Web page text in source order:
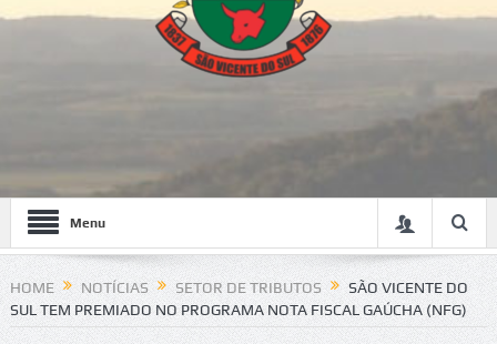
Menu
HOME NOTÍCIAS SETOR DE TRIBUTOS
SÃO VICENTE DO
SUL TEM PREMIADO NO PROGRAMA NOTA FISCAL GAÚCHA (NFG)